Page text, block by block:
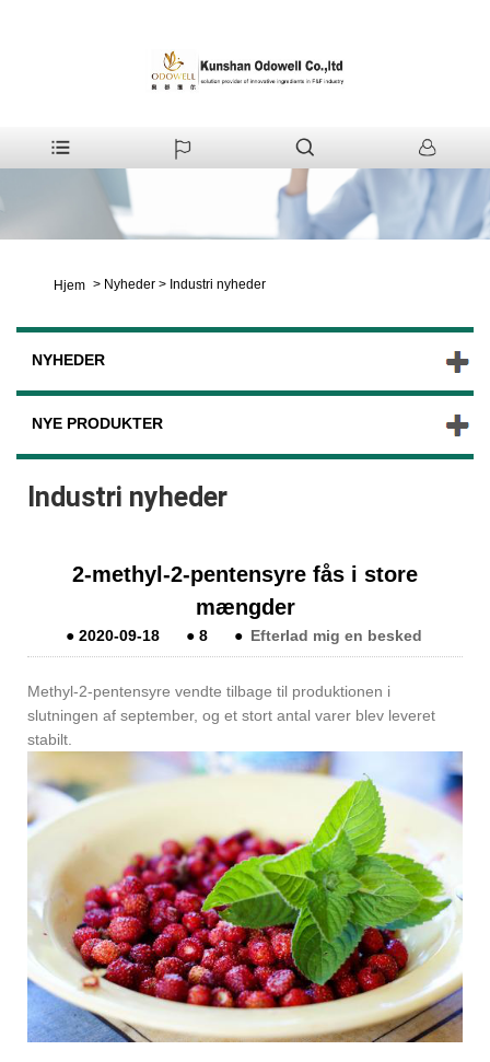
Hjem > Nyheder > Industri nyheder
NYHEDER
NYE PRODUKTER
Industri nyheder
2-methyl-2-pentensyre fås i store
mængder
● 2020-09-18 ● 8 ● Efterlad mig en besked
Methyl-2-pentensyre vendte tilbage til produktionen i
slutningen af ​​september, og et stort antal varer blev leveret
stabilt.